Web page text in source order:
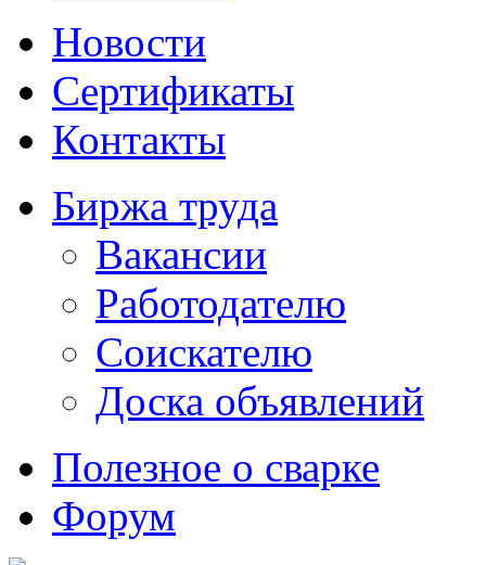
Новости
Сертификаты
Контакты
Биржа труда
Вакансии
Работодателю
Соискателю
Доска объявлений
Полезное о сварке
Форум